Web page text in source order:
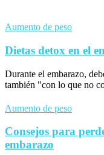
Aumento de peso
Dietas detox en el
Durante el embarazo,
también "con lo que no
Aumento de peso
Consejos para
embarazo